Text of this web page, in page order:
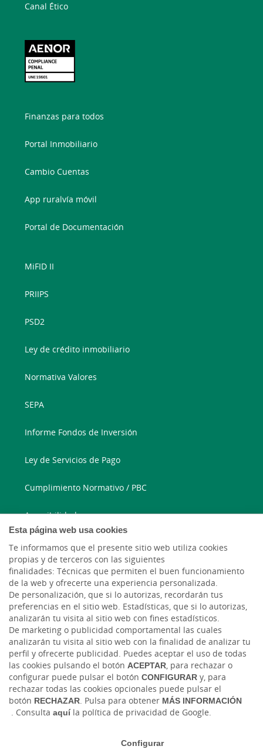
Esta página web usa cookies
Te informamos que el presente sitio web utiliza cookies
propias y de terceros con las siguientes
finalidades: Técnicas que permiten el buen funcionamiento
de la web y ofrecerte una experiencia personalizada.
De personalización, que si lo autorizas, recordarán tus
preferencias en el sitio web. Estadísticas, que si lo autorizas,
analizarán tu visita al sitio web con fines estadísticos.
De marketing o publicidad comportamental las cuales
analizarán tu visita al sitio web con la finalidad de analizar tu
perfil y ofrecerte publicidad. Puedes aceptar el uso de todas
las cookies pulsando el botón ACEPTAR, para rechazar o
configurar puede pulsar el botón CONFIGURAR y, para
rechazar todas las cookies opcionales puede pulsar el
botón RECHAZAR. Pulsa para obtener MÁS INFORMACIÓN
. Consulta aquíla política de privacidad de Google.
Configurar
Canal Ético
Finanzas para todos
Portal Inmobiliario
Cambio Cuentas
App ruralvía móvil
Portal de Documentación
MiFID II
PRIIPS
PSD2
Ley de crédito inmobiliario
Normativa Valores
SEPA
Informe Fondos de Inversión
Ley de Servicios de Pago
Cumplimiento Normativo / PBC
Accesibilidad
913 346 780
Correo electrónico
Tablón de anuncios Tipos de cambio Aviso legal
Política de cookies
Protección de datos
Ⓒ Ruralvía, Caja Rural de Albal, 2026. Todos los derechos reservados